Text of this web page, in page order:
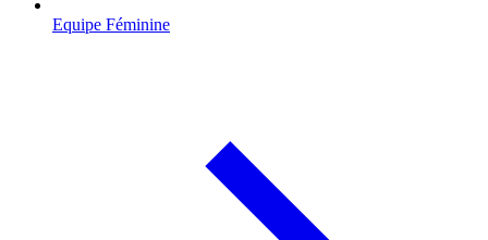
Equipe Féminine